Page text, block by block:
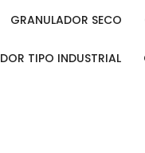
GRANULADOR SECO
TIPO INDUSTRIAL